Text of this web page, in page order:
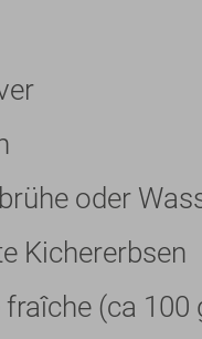
oder
Kichererbsen
(ca 100